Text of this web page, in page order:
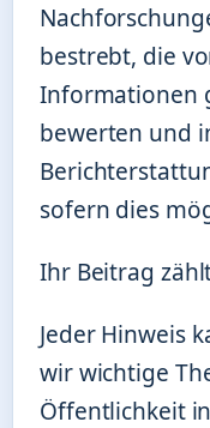
bestrebt, die
Informationen
bewerten und
sofern dies
Ihr Beitrag
Jeder Hinweis
wir wichtige
Öffentlichkeit